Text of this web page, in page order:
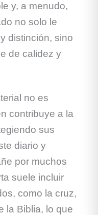
y, a menudo,
no solo le
distinción, sino
de calidez y
no es
contribuye a la
sus
diario y
por muchos
suele incluir
como la cruz,
la Biblia, lo que